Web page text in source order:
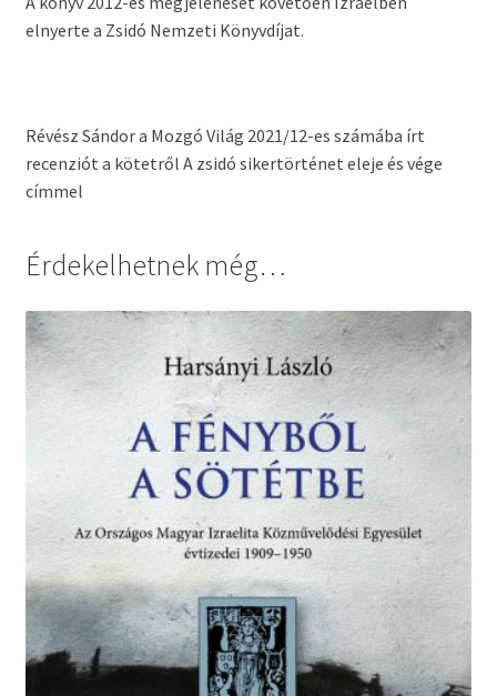
elnyerte a Zsidó Nemzeti Könyvdíjat.
Révész Sándor a Mozgó Világ 2021/12-es számába írt
recenziót a kötetről A zsidó sikertörténet eleje és vége
címmel
Érdekelhetnek még…